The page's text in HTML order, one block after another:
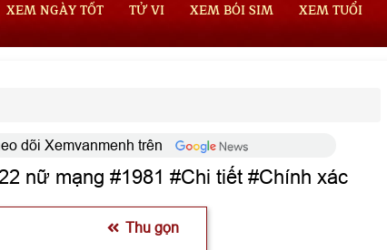
XEM NGÀY TỐT TỬ VI XEM BÓI SIM XEM TUỔI
dõi Xemvanmenh trên
nữ mạng #1981 #Chi tiết #Chính xác
Thu gọn